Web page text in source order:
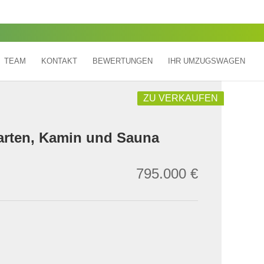
TEAM KONTAKT BEWERTUNGEN IHR UMZUGSWAGEN
ZU VERKAUFEN
Kamin und Sauna
795.000 €